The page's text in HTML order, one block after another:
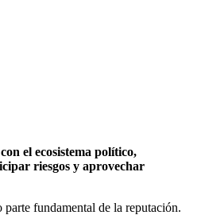
el ecosistema político,
riesgos y aprovechar
fundamental de la reputación.